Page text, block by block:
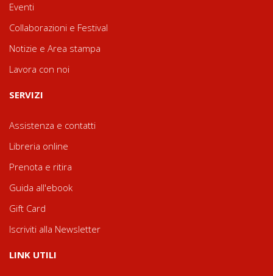
Eventi
Collaborazioni e Festival
Notizie e Area stampa
Lavora con noi
SERVIZI
Assistenza e contatti
Libreria online
Prenota e ritira
Guida all'ebook
Gift Card
Iscriviti alla Newsletter
LINK UTILI